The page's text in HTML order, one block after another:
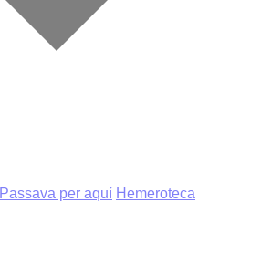
Passava per aquí Hemeroteca